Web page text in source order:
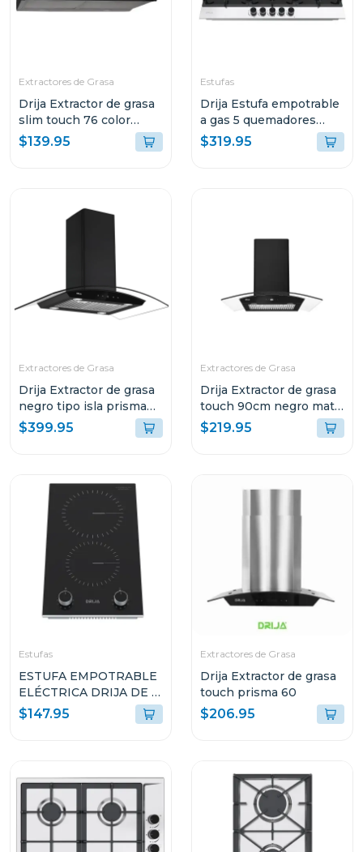
Extractores de Grasa
Drija Extractor de grasa
slim touch 76 color
negro
$139.95
Estufas
Drija Estufa empotrable
a gas 5 quemadores
mesa de vitroceramica
ferrara90
$319.95
Extractores de Grasa
Drija Extractor de grasa
negro tipo isla prisma
touch 90
$399.95
Extractores de Grasa
Drija Extractor de grasa
touch 90cm negro mate
prismatouch90
$219.95
Estufas
ESTUFA EMPOTRABLE
ELÉCTRICA DRIJA DE 2
QUEMADORES BARI30
$147.95
Extractores de Grasa
Drija Extractor de grasa
touch prisma 60
$206.95